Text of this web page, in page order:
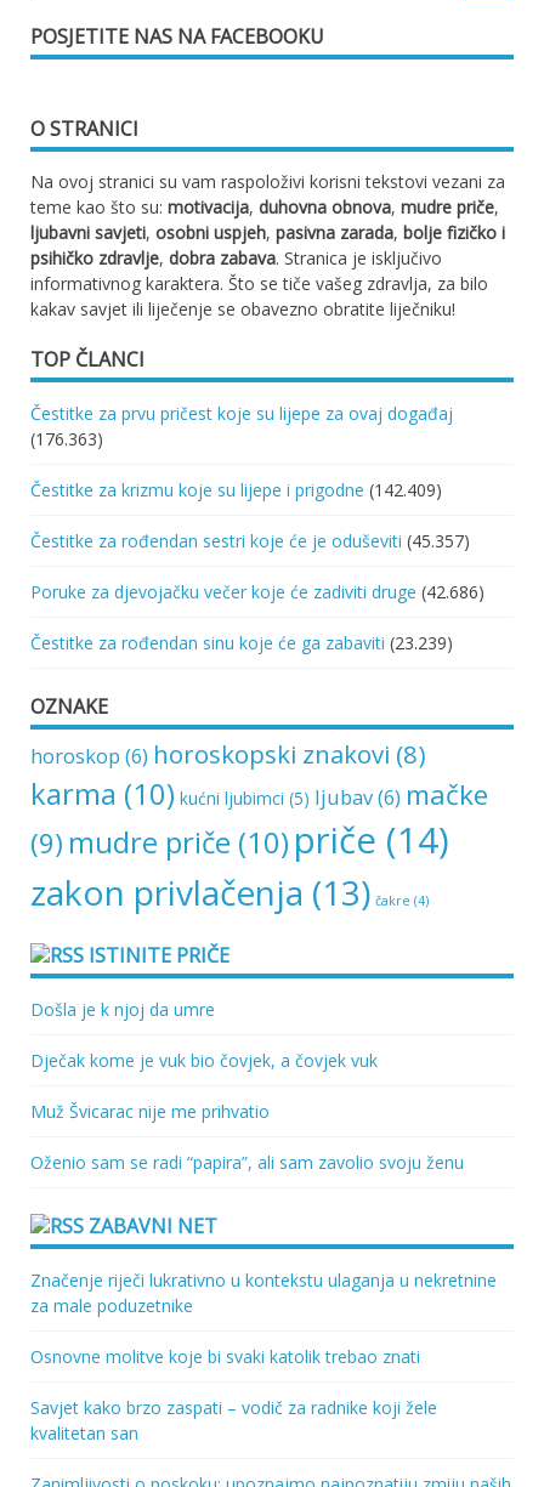
POSJETITE NAS NA FACEBOOKU
O STRANICI
Na ovoj stranici su vam raspoloživi korisni tekstovi vezani za
teme kao što su: motivacija, duhovna obnova, mudre priče,
ljubavni savjeti, osobni uspjeh, pasivna zarada, bolje fizičko i
psihičko zdravlje, dobra zabava. Stranica je isključivo
informativnog karaktera. Što se tiče vašeg zdravlja, za bilo
kakav savjet ili liječenje se obavezno obratite liječniku!
TOP ČLANCI
Čestitke za prvu pričest koje su lijepe za ovaj događaj
(176.363)
Čestitke za krizmu koje su lijepe i prigodne (142.409)
Čestitke za rođendan sestri koje će je oduševiti (45.357)
Poruke za djevojačku večer koje će zadiviti druge (42.686)
Čestitke za rođendan sinu koje će ga zabaviti (23.239)
OZNAKE
horoskop (6) horoskopski znakovi (8)
karma (10) kućni ljubimci (5) ljubav(6) mačke
(9) mudre priče (10) priče (14)
zakon privlačenja (13) čakre (4)
ISTINITE PRIČE
Došla je k njoj da umre
Dječak kome je vuk bio čovjek, a čovjek vuk
Muž Švicarac nije me prihvatio
Oženio sam se radi “papira”, ali sam zavolio svoju ženu
ZABAVNI NET
Značenje riječi lukrativno u kontekstu ulaganja u nekretnine
za male poduzetnike
Osnovne molitve koje bi svaki katolik trebao znati
Savjet kako brzo zaspati – vodič za radnike koji žele
kvalitetan san